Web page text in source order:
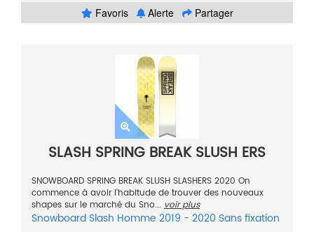
Favoris
Alerte Partager
SLASH SPRING BREAK SLUSH ERS
SNOWBOARD SPRING BREAK SLUSH SLASHERS 2020 On
commence à avoir l'habitude de trouver des nouveaux
shapes sur le marché du Sno... voir plus
Snowboard Slash Homme 2019 - 2020 Sans fixation